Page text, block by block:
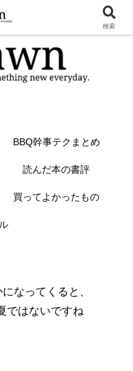
BBQ幹事テクまとめ
読んだ本の書評
買ってよかったもの
なってくると、
ではないですね
検索